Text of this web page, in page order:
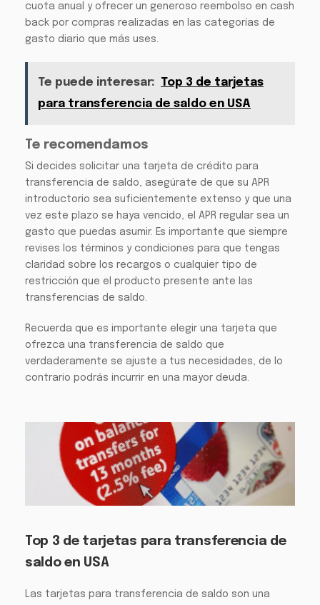
cuota anual y ofrecer un generoso reembolso en cash
back por compras realizadas en las categorías de
gasto diario que más uses.
Te puede interesar: Top 3 de tarjetas
para transferencia de saldo en USA
Te recomendamos
Si decides solicitar una tarjeta de crédito para
transferencia de saldo, asegúrate de que su APR
introductorio sea suficientemente extenso y que una
vez este plazo se haya vencido, el APR regular sea un
gasto que puedas asumir. Es importante que siempre
revises los términos y condiciones para que tengas
claridad sobre los recargos o cualquier tipo de
restricción que el producto presente ante las
transferencias de saldo.
Recuerda que es importante elegir una tarjeta que
ofrezca una transferencia de saldo que
verdaderamente se ajuste a tus necesidades, de lo
contrario podrás incurrir en una mayor deuda.
Top 3 de tarjetas para transferencia de
saldo en USA
Las tarjetas para transferencia de saldo son una